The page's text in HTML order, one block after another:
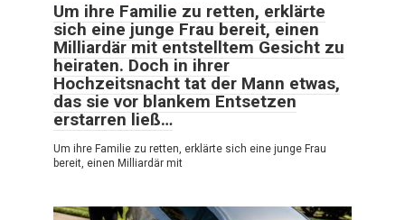
Um ihre Familie zu retten, erklärte
sich eine junge Frau bereit, einen
Milliardär mit entstelltem Gesicht zu
heiraten. Doch in ihrer
Hochzeitsnacht tat der Mann etwas,
das sie vor blankem Entsetzen
erstarren ließ…
Um ihre Familie zu retten, erklärte sich eine junge Frau
bereit, einen Milliardär mit